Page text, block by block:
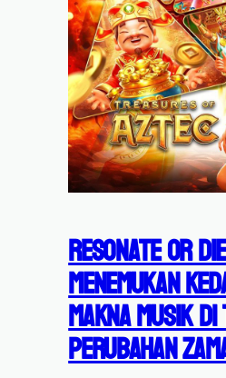
Resonate or
Menemukan
Makna Musik di
Perubahan